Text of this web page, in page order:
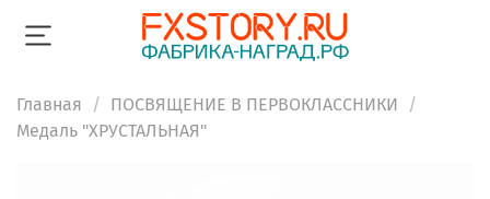
Главная
ПОСВЯЩЕНИЕ В ПЕРВОКЛАССНИКИ
Медаль "ХРУСТАЛЬНАЯ"